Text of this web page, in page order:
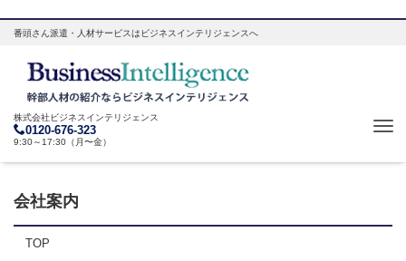
番頭さん派遣・人材サービスはビジネスインテリジェンスへ
株式会社ビジネスインテリジェンス
0120-676-323
9:30～17:30（月〜金）
会社案内
TOP